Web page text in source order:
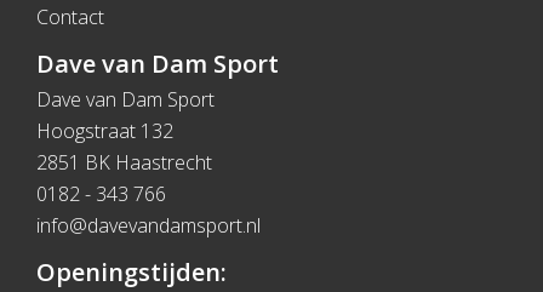
Contact
Dave van Dam Sport
Dave van Dam Sport
Hoogstraat 132
2851 BK Haastrecht
0182 - 343 766
info@davevandamsport.nl
Openingstijden: